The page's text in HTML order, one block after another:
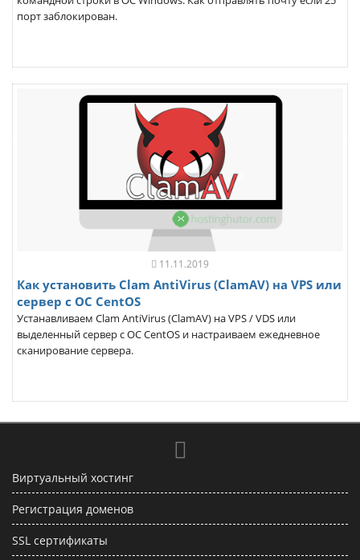
порт заблокирован.
11.11.2019
Как установить Clam AntiVirus (ClamAV) на VPS или
сервер с ОС CentOS
Устанавливаем Clam AntiVirus (ClamAV) на VPS / VDS или
выделенный сервер с ОС CentOS и настраиваем ежедневное
сканирование сервера.
Виртуальный хостинг
Регистрация доменов
SSL сертификаты